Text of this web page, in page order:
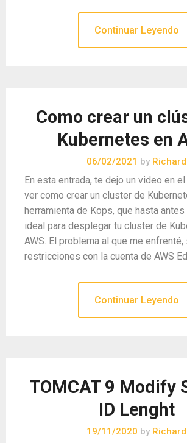
Continuar Leyendo
Como crear un
Kubernetes en
06/02/2021 by Richard
En esta entrada, te dejo un video en
ver como crear un cluster de
herramienta de Kops, que hasta
ideal para desplegar tu cluster de
AWS. El problema al que me enfrenté,
restricciones con la cuenta de AWS
Continuar Leyendo
TOMCAT 9 Modify
ID Lenght
19/11/2020 by Richard